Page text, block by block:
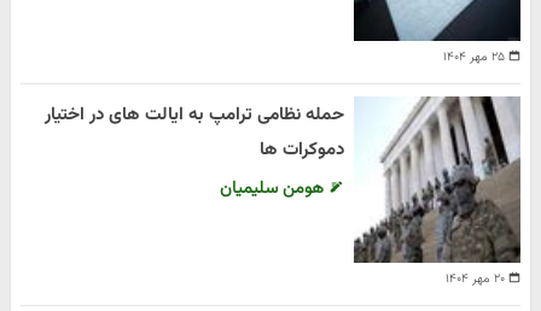
۲۵ مهر ۱۴۰۴
۲۰ مهر ۱۴۰۴
حمله نظامی ترامپ به ایالت های در اختیار
دموکرات ها
هومن سلیمیان